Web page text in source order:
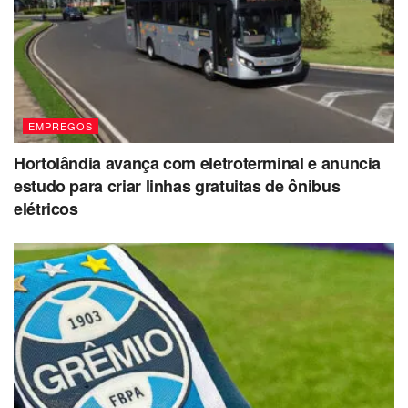
EMPREGOS
Hortolândia avança com eletroterminal e anuncia
estudo para criar linhas gratuitas de ônibus
elétricos